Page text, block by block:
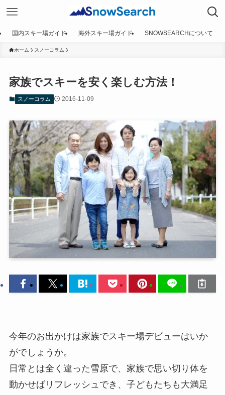
国内スキー場ガイド 海外スキー場ガイド SNOWSEARCHについて
ホーム スノーコラム
家族でスキーを安く楽しむ方法！
スノーコラム 2016-11-09
今年のお出かけは家族でスキー場デビューはいか
がでしょうか。
日常とは全く違った雪原で、家族で思い切り体を
動かせばリフレッシュでき、子どもたちも大満足